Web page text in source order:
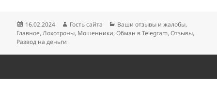
Опубликовано
16.02.2024 Автор
Гость сайта Рубрики
Ваши отзывы и жалобы,
Главное,Лохотроны, Мошенники,Обман в Telegram,Отзывы,
Развод на деньги